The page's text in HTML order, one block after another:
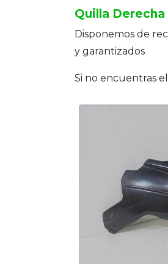
Motores
Motores
Quilla
Disponemos de
y garantizados
Si no encuentras